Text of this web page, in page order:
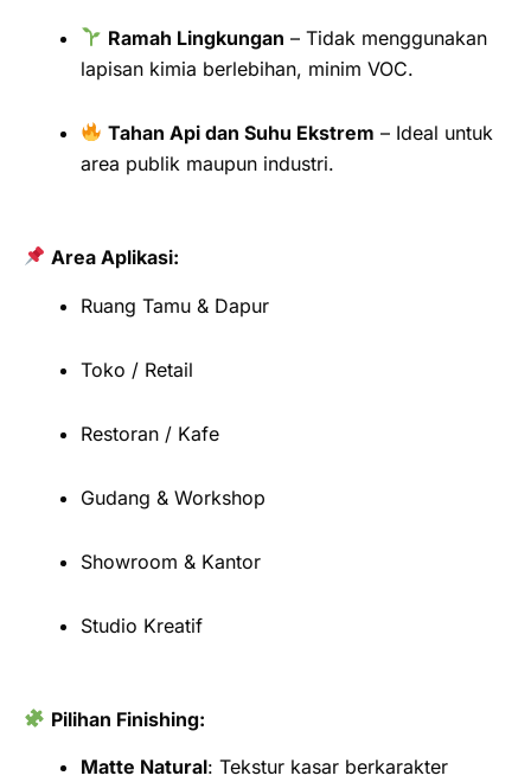
Ramah Lingkungan – Tidak menggunakan
lapisan kimia berlebihan, minim VOC.
Tahan Api dan Suhu Ekstrem – Ideal untuk
area publik maupun industri.
Area Aplikasi:
Ruang Tamu & Dapur
Toko / Retail
Restoran / Kafe
Gudang & Workshop
Showroom & Kantor
Studio Kreatif
Pilihan Finishing:
Matte Natural: Tekstur kasar berkarakter